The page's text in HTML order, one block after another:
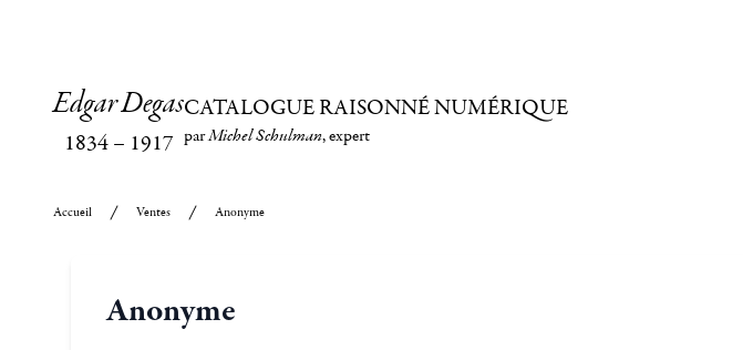
Edgar Degas
1834– 1917
CATALOGUE RAISONNÉ NUMÉRIQUE
parMichel Schulman, expert
Accueil Ventes Anonyme
Anonyme